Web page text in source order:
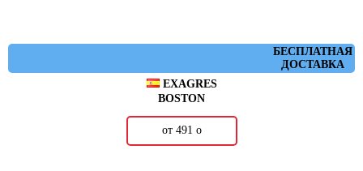
БЕСПЛАТНАЯ
ДОСТАВКА
EXAGRES
BOSTON
от 491 о